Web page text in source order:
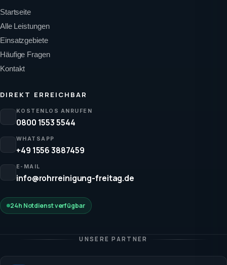
Startseite
Alle Leistungen
Einsatzgebiete
Häufige Fragen
Kontakt
DIREKT ERREICHBAR
KOSTENLOS ANRUFEN
0800 1553 5544
WHATSAPP
+49 1556 3887459
E-MAIL
info@rohrreinigung-freitag.de
24h Notdienst verfügbar
UNSERE PARTNER